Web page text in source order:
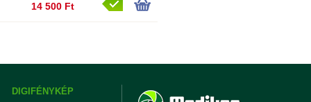
14 500 Ft
DIGIFÉNYKÉP